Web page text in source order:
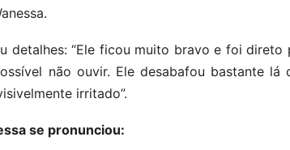
detalhes: “Ele ficou muito bravo e foi direto
não ouvir. Ele desabafou bastante lá
irritado”.
se pronunciou: